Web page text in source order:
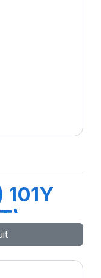
101Y